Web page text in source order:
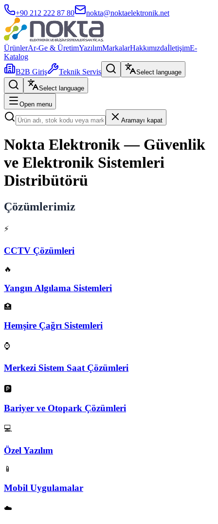
+90 212 222 87 80 nokta@noktaelektronik.net
ÜrünlerAr-Ge & ÜretimYazılımMarkalarHakkımızdaİletişimE-
Katalog
B2B Giriş
Teknik Servis Select language
Select language
Open menu
Aramayı kapat
Nokta Elektronik — Güvenlik
ve Elektronik Sistemleri
Distribütörü
Çözümlerimiz
⚡
CCTV Çözümleri
🔥
Yangın Algılama Sistemleri
🏥
Hemşire Çağrı Sistemleri
⌚
Merkezi Sistem Saat Çözümleri
🅿️
Bariyer ve Otopark Çözümleri
💻
Özel Yazılım
📱
Mobil Uygulamalar
☁️